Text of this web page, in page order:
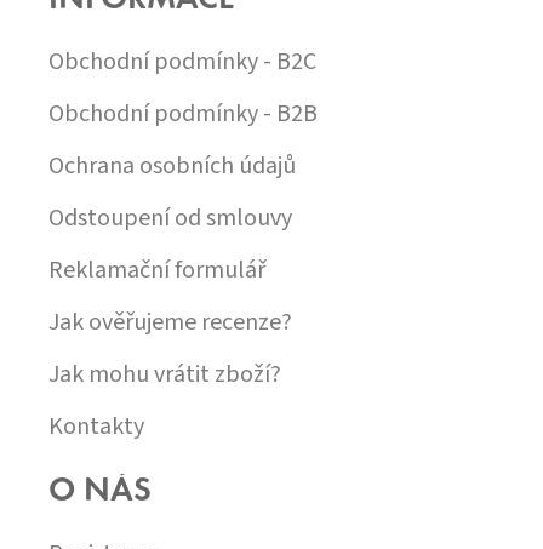
Obchodní podmínky - B2C
Obchodní podmínky - B2B
Ochrana osobních údajů
Odstoupení od smlouvy
Reklamační formulář
Jak ověřujeme recenze?
Jak mohu vrátit zboží?
Kontakty
O NÁS